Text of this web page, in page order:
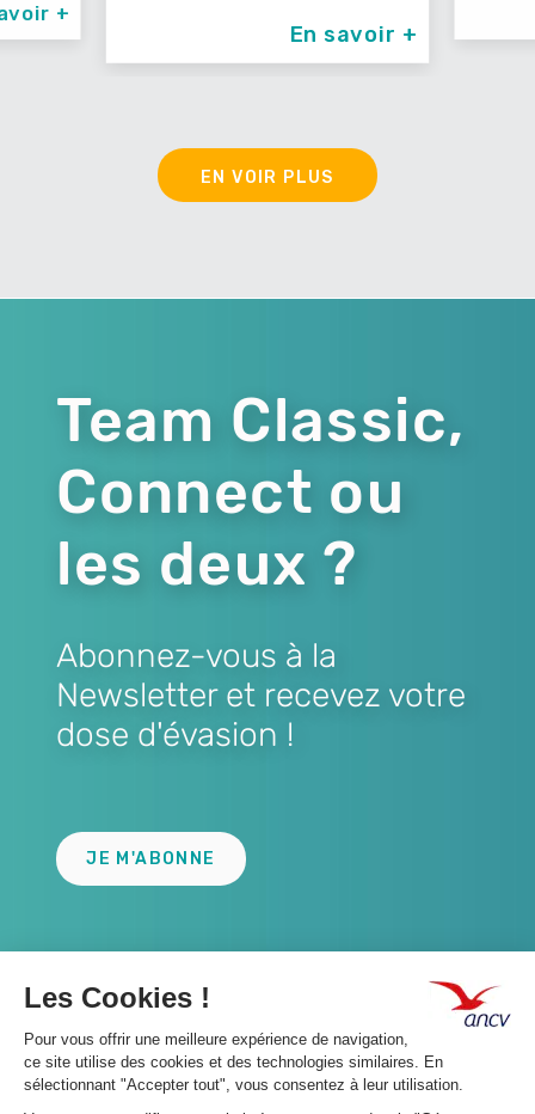
+
En savoir +
EN VOIR PLUS
Team Classic,
Connect ou
les deux ?
Abonnez-vous à la
Newsletter et recevez votre
dose d'évasion !
JE M'ABONNE